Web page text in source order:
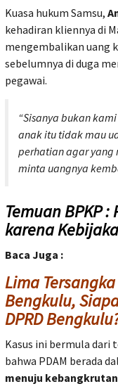
Kuasa hukum Samsu,
kehadiran kliennya di
mengembalikan uang
sebelumnya di duga
pegawai.
“Sisanya bukan
anak itu tidak mau
perhatian agar yang
minta uangnya
Temuan BPKP
karena
Baca Juga :
Lima
Bengkulu,
DPRD
Kasus ini bermula dari
bahwa PDAM berada
menuju kebangkrutan